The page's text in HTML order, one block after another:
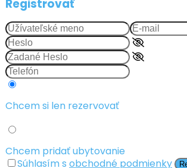
Registrovať
Chcem si len rezervovať
Chcem pridať ubytovanie
Súhlasím s obchodné podmienky